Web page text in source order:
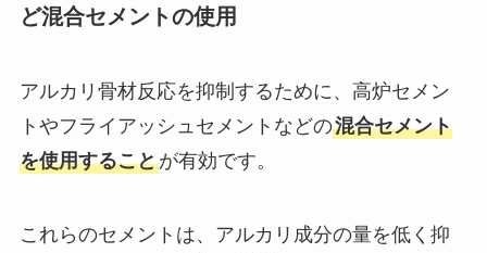
ど混合セメントの使用
アルカリ骨材反応を抑制するために、高炉セメン
トやフライアッシュセメントなどの混合セメント
を使用することが有効です。
これらのセメントは、アルカリ成分の量を低く抑